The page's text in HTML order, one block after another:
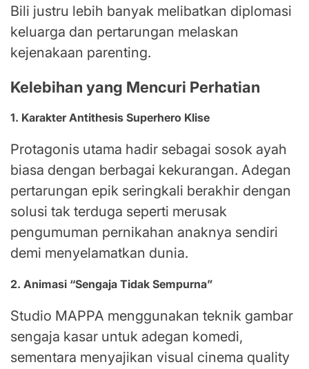
Bili justru lebih banyak melibatkan diplomasi
keluarga dan pertarungan melaskan
kejenakaan parenting.
Kelebihan yang Mencuri Perhatian
1. Karakter Antithesis Superhero Klise
Protagonis utama hadir sebagai sosok ayah
biasa dengan berbagai kekurangan. Adegan
pertarungan epik seringkali berakhir dengan
solusi tak terduga seperti merusak
pengumuman pernikahan anaknya sendiri
demi menyelamatkan dunia.
2. Animasi “Sengaja Tidak Sempurna”
Studio MAPPA menggunakan teknik gambar
sengaja kasar untuk adegan komedi,
sementara menyajikan visual cinema quality